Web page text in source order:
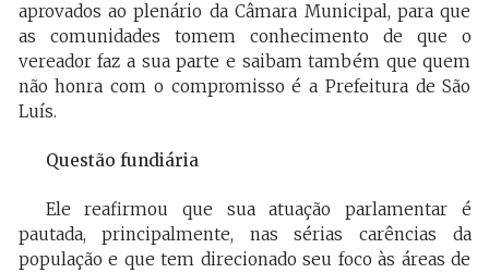
aprovados ao plenário da Câmara Municipal, para que
as comunidades tomem conhecimento de que o
vereador faz a sua parte e saibam também que quem
não honra com o compromisso é a Prefeitura de São
Luís.
Questão fundiária
Ele reafirmou que sua atuação parlamentar é
pautada, principalmente, nas sérias carências da
população e que tem direcionado seu foco às áreas de